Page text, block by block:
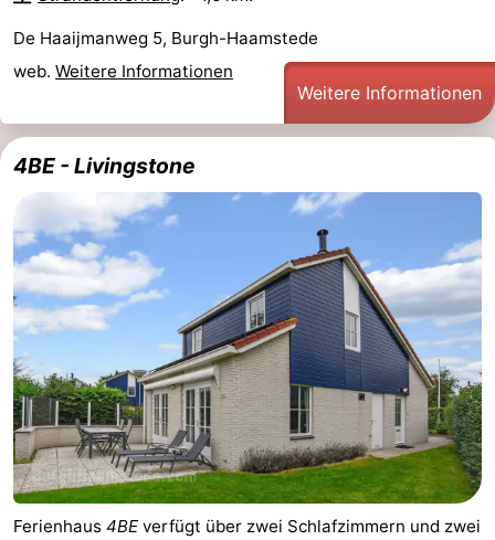
De Haaijmanweg 5, Burgh-Haamstede
web. Weitere Informationen
Weitere Informationen
4BE - Livingstone
Ferienhaus 4BE verfügt über zwei Schlafzimmern und zwei